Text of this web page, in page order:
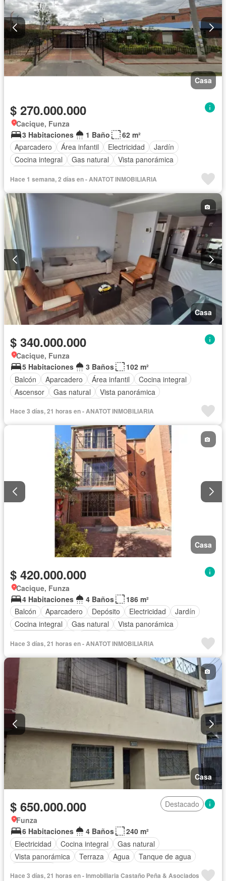
Casa
$ 270.000.000
Cacique, Funza
3 Habitaciones
1 Baño
62 m²
Aparcadero
Área infantil Electricidad
Jardín
Cocina integral
Gas natural
Vista panorámica
Hace 1 semana, 2 días en - ANATOT INMOBILIARIA
Casa
$ 340.000.000
Cacique, Funza
5 Habitaciones
3 Baños
102 m²
Balcón
Aparcadero Área infantil
Cocina integral
Ascensor
Gas natural
Vista panorámica
Hace 3 días, 21 horas en - ANATOT INMOBILIARIA
Casa
$ 420.000.000
Cacique, Funza
4 Habitaciones
4 Baños
186 m²
Balcón
Aparcadero Depósito Electricidad
Jardín
Cocina integral
Gas natural
Vista panorámica
Hace 3 días, 21 horas en - ANATOT INMOBILIARIA
Casa
$ 650.000.000
Destacado
Funza
6 Habitaciones
4 Baños
240 m²
Electricidad
Cocina integral
Gas natural
Vista panorámica
Terraza Agua
Tanque de agua
Hace 3 días, 21 horas en - Inmobiliaria Castaño Peña & Asociados